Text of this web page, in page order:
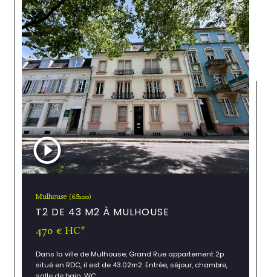
Mulhouse (68100)
T2 DE 43 M2 À MULHOUSE
470 € HC*
Dans la ville de Mulhouse, Grand Rue appartement 2p
situé en RDC, il est de 43.02m2. Entrée, séjour, chambre,